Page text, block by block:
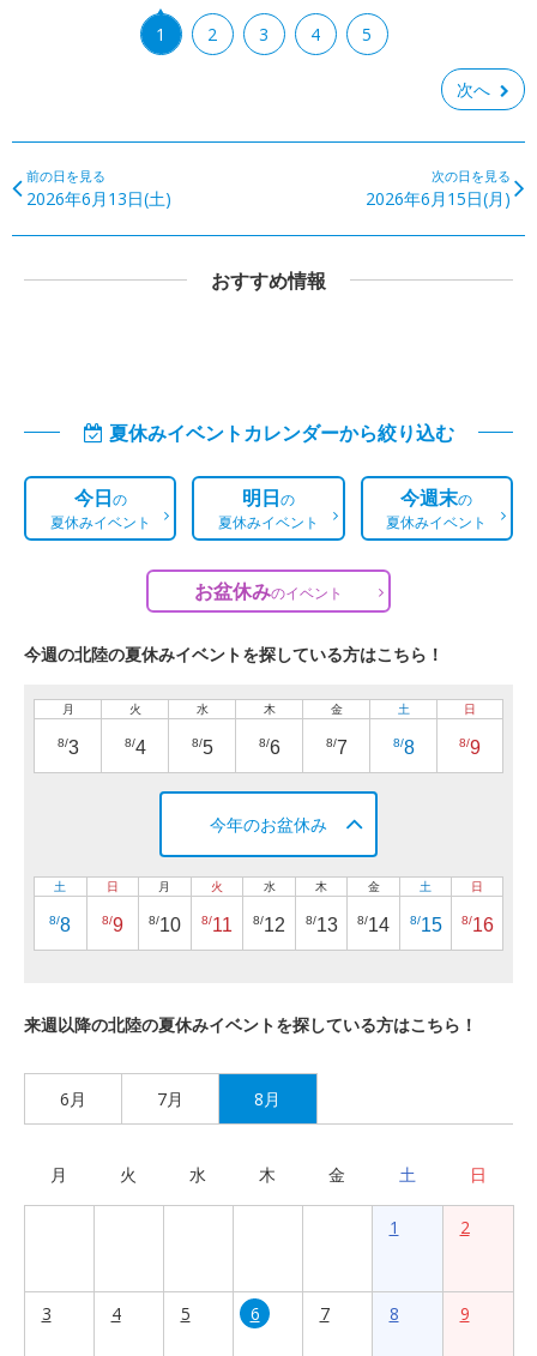
1 2 3 4 5
次へ
前の日を見る
2026年6月13日(土)
次の日を見る
2026年6月15日(月)
おすすめ情報
夏休みイベントカレンダーから絞り込む
今日の
夏休みイベント
明日の
夏休みイベント
今週末の
夏休みイベント
お盆休みのイベント
今週の北陸の夏休みイベントを探している方はこちら！
月
8/3
火
8/4
水
8/5
木
8/6
金
8/7
土
8/8
日
8/9
今年のお盆休み
土
8/8
日
8/9
月
8/10
火
8/11
水
8/12
木
8/13
金
8/14
土
8/15
日
8/16
来週以降の北陸の夏休みイベントを探している方はこちら！
6月 7月 8月
月 火 水 木 金 土 日
1 2
3 4 5 6 7 8 9